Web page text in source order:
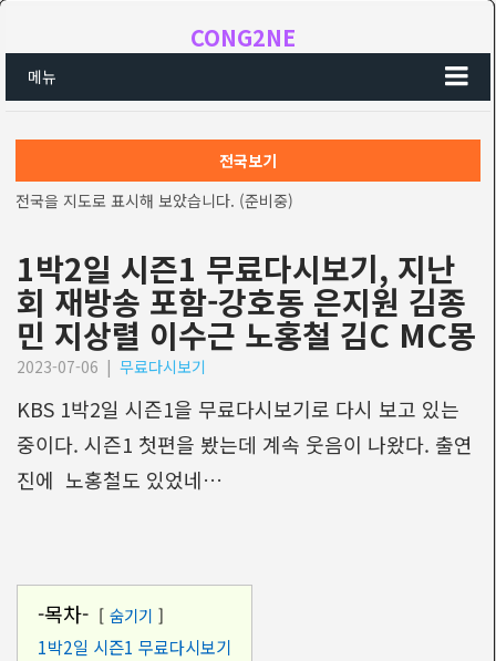
CONG2NE
메뉴
전국보기
전국을 지도로 표시해 보았습니다. (준비중)
1박2일 시즌1 무료다시보기, 지난
회 재방송 포함-강호동 은지원 김종
민 지상렬 이수근 노홍철 김C MC몽
2023-07-06 | 무료다시보기
KBS 1박2일 시즌1을 무료다시보기로 다시 보고 있는
중이다. 시즌1 첫편을 봤는데 계속 웃음이 나왔다. 출연
진에 노홍철도 있었네…
-목차- 숨기기
1박2일 시즌1 무료다시보기